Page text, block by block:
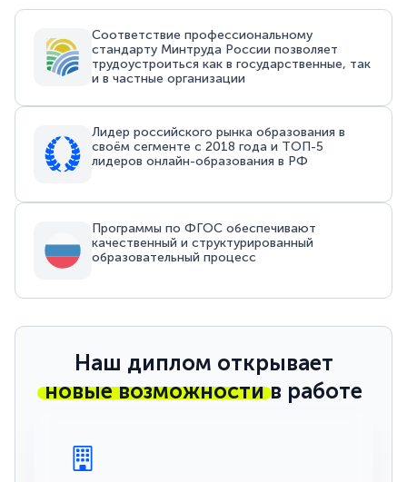
Соответствие профессиональному
стандарту Минтруда России позволяет
трудоустроиться как в государственные, так
и в частные организации
Лидер российского рынка образования в
своём сегменте с 2018 года и ТОП-5
лидеров онлайн-образования в РФ
Программы по ФГОС обеспечивают
качественный и структурированный
образовательный процесс
Наш диплом открывает
новые возможностив работе